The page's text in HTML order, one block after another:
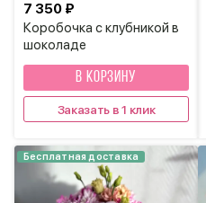
Коробочка с клубникой в
шоколаде
7 350 ₽
В КОРЗИНУ
Заказать в 1 клик
Бесплатная доставка